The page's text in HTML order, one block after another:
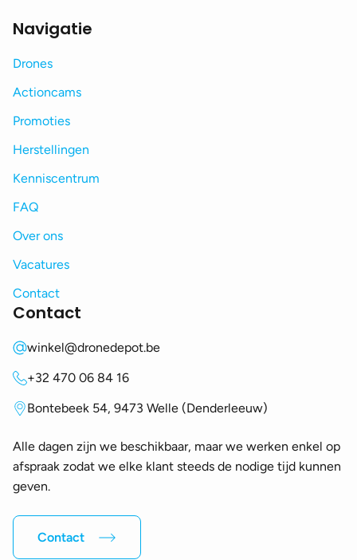
Navigatie
Drones
Actioncams
Promoties
Herstellingen
Kenniscentrum
FAQ
Over ons
Vacatures
Contact
Contact
winkel@dronedepot.be
+32 470 06 84 16
Bontebeek 54, 9473 Welle (Denderleeuw)
Alle dagen zijn we beschikbaar, maar we werken enkel op
afspraak zodat we elke klant steeds de nodige tijd kunnen
geven.
Contact